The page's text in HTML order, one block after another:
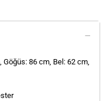
Göğüs: 86 cm, Bel: 62 cm,